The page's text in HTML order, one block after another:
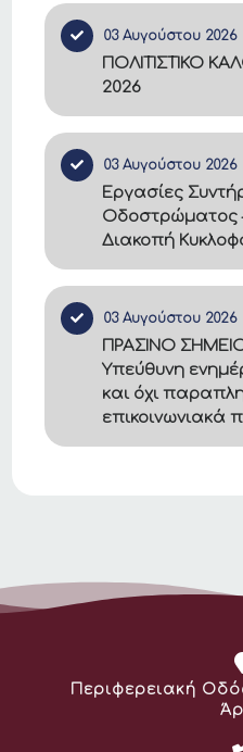
03 Αυγούστου 2026
ΠΟΛΙΤΙΣΤΙΚΟ
2026
03 Αυγούστου 2026
Εργασίες
Οδοστρώματος
Διακοπή
03 Αυγούστου 2026
ΠΡΑΣΙΝΟ
Υπεύθυνη
και όχι
επικοινωνιακά
Διεύθυνση:
Περιφερειακή